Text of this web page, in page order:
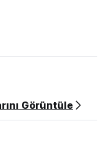
Geç iptal veya
konaklamanızın ilk
Görüntüle